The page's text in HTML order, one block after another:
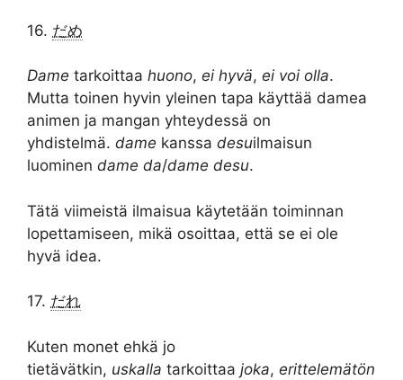
16. だめ
Dame tarkoittaa huono, ei hyvä, ei voi olla.
Mutta toinen hyvin yleinen tapa käyttää damea
animen ja mangan yhteydessä on
yhdistelmä. dame kanssa desuilmaisun
luominen dame da/dame desu.
Tätä viimeistä ilmaisua käytetään toiminnan
lopettamiseen, mikä osoittaa, että se ei ole
hyvä idea.
17. だれ
Kuten monet ehkä jo
tietävätkin, uskalla tarkoittaa joka, erittelemätön